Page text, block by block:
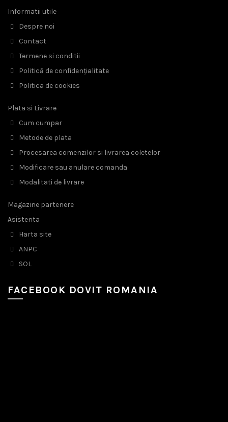
Informatii utile
Despre noi
Contact
Termene si conditii
Politică de confidențialitate
Politica de cookies
Plata si Livrare
Cum cumpar
Metode de plata
Procesarea comenzilor si livrarea coletelor
Modificare sau anulare comanda
Modalitati de livrare
Magazine partenere
Asistenta
Harta site
ANPC
SOL
FACEBOOK DOVIT ROMANIA